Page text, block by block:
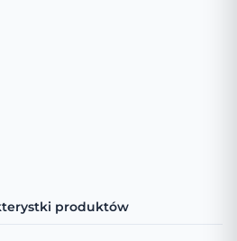
produktów